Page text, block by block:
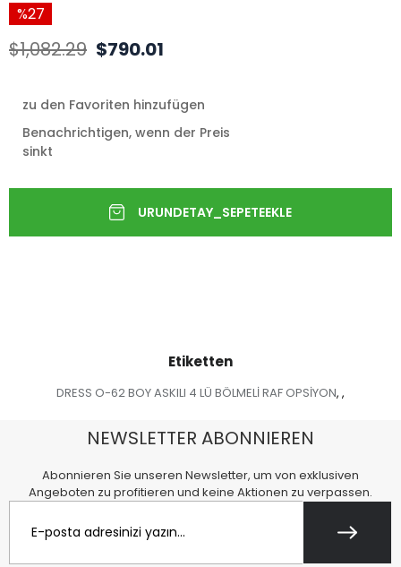
27
$1,082.29 $790.01
zu den Favoriten hinzufügen
Benachrichtigen, wenn der Preis
sinkt
Etiketten
DRESS O-62 BOY ASKILI 4 LÜ BÖLMELİ RAF OPSİYON, ,
NEWSLETTER ABONNIEREN
Abonnieren Sie unseren Newsletter, um von exklusiven
Angeboten zu profitieren und keine Aktionen zu verpassen.